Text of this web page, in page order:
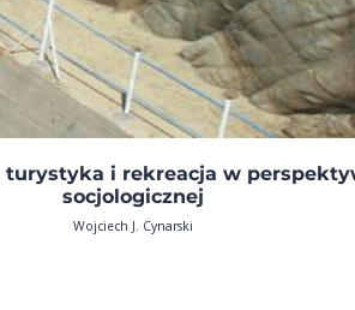
turystyka i rekreacja w
socjologicznej
Wojciech J. Cynarski